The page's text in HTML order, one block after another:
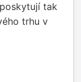
tak
trhu v